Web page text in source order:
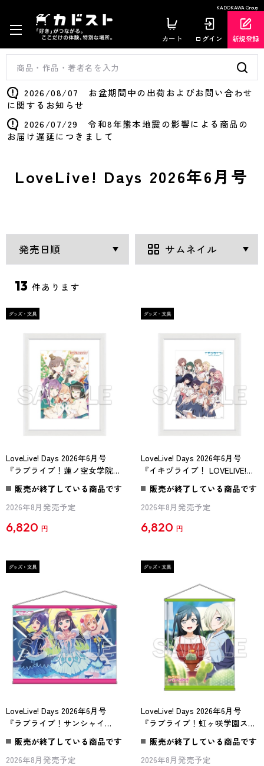
KADOKAWA Group
カート ログイン 新規登録
2026/08/07 お盆期間中の出荷およびお問い合わせ
に関するお知らせ
2026/07/29 令和8年熊本地震の影響による商品の
お届け遅延につきまして
LoveLive! Days 2026年6月号
13 件あります
LoveLive! Days 2026年6月号
『ラブライブ！蓮ノ空女学院ス
クールアイドルクラブ』A5キャ
ラファイングラフ 花帆＆梢＆
吟子＆セラス＆泉
販売が終了している商品です
2026年8月発売予定
6,820 円
LoveLive! Days 2026年6月号
『イキヅライブ！ LOVELIVE!
BLUEBIRD』A5キャラファイン
グラフ
販売が終了している商品です
2026年8月発売予定
6,820 円
LoveLive! Days 2026年6月号
『ラブライブ！サンシャイ
ン!!』B2タペストリー Aqours
AZALEA[2]
販売が終了している商品です
2026年8月発売予定
LoveLive! Days 2026年6月号
『ラブライブ！虹ヶ咲学園スク
ールアイドル同好会』B2タペス
トリー せつ菜＆ミア[2]
販売が終了している商品です
2026年8月発売予定